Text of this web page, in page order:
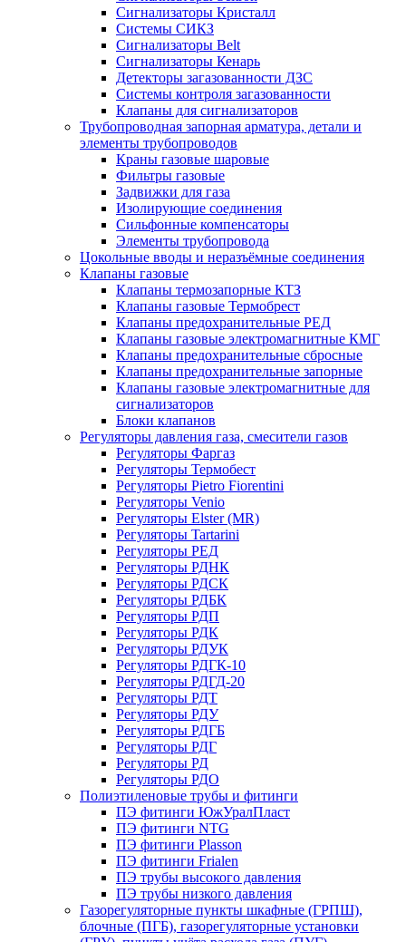
Сигнализаторы Кристалл
Системы СИКЗ
Сигнализаторы Belt
Сигнализаторы Кенарь
Детекторы загазованности ДЗС
Системы контроля загазованности
Клапаны для сигнализаторов
Трубопроводная запорная арматура, детали и
элементы трубопроводов
Краны газовые шаровые
Фильтры газовые
Задвижки для газа
Изолирующие соединения
Сильфонные компенсаторы
Элементы трубопровода
Цокольные вводы и неразъёмные соединения
Клапаны газовые
Клапаны термозапорные КТЗ
Клапаны газовые Термобрест
Клапаны предохранительные РЕД
Клапаны газовые электромагнитные КМГ
Клапаны предохранительные сбросные
Клапаны предохранительные запорные
Клапаны газовые электромагнитные для
сигнализаторов
Блоки клапанов
Регуляторы давления газа, смесители газов
Регуляторы Фаргаз
Регуляторы Термобест
Регуляторы Pietro Fiorentini
Регуляторы Venio
Регуляторы Elster (MR)
Регуляторы Tartarini
Регуляторы РЕД
Регуляторы РДНК
Регуляторы РДСК
Регуляторы РДБК
Регуляторы РДП
Регуляторы РДК
Регуляторы РДУК
Регуляторы РДГК-10
Регуляторы РДГД-20
Регуляторы РДТ
Регуляторы РДУ
Регуляторы РДГБ
Регуляторы РДГ
Регуляторы РД
Регуляторы РДО
Полиэтиленовые трубы и фитинги
ПЭ фитинги ЮжУралПласт
ПЭ фитинги NTG
ПЭ фитинги Plasson
ПЭ фитинги Frialen
ПЭ трубы высокого давления
ПЭ трубы низкого давления
Газорегуляторные пункты шкафные (ГРПШ),
блочные (ПГБ), газорегуляторные установки